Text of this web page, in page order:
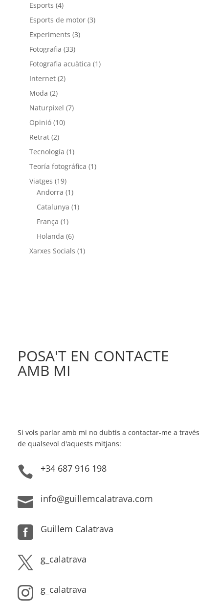
Esports (4)
Esports de motor(3)
Experiments (3)
Fotografia (33)
Fotografia acuàtica (1)
Internet(2)
Moda (2)
Naturpixel (7)
Opinió(10)
Retrat(2)
Tecnología (1)
Teoría fotográfica (1)
Viatges (19)
Andorra (1)
Catalunya (1)
França (1)
Holanda (6)
Xarxes Socials (1)
POSA'T EN CONTACTE
AMB MI
Si vols parlar amb mi no dubtis a contactar-me a través
de qualsevol d'aquests mitjans:
 +34 687 916 198
 info@guillemcalatrava.com
 Guillem Calatrava
 g_calatrava
 g_calatrava